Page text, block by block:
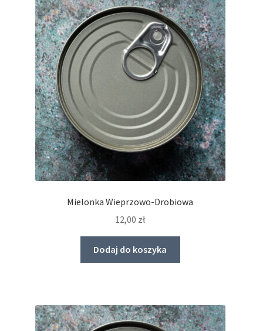
Mielonka Wieprzowo-Drobiowa
12,00 zł
Dodaj do koszyka